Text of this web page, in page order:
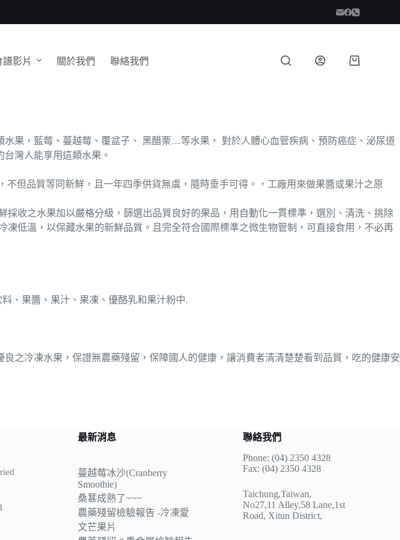
譜影片 關於我們 聯絡我們
果，藍莓、蔓越莓、覆盆子、 黑醋栗…等水果， 對於人體心血管疾病、預防癌症、泌尿道
灣人能享用這類水果。
但品質等同新鮮，且一年四季供貨無虞，隨時垂手可得。，工廠用來做果醬或果汁之原
採收之水果加以嚴格分級，篩選出品質良好的果品，用自動化一貫標準，選別、清洗、挑除
低溫，以保藏水果的新鮮品質。且完全符合國際標準之微生物管制，可直接食用，不必再
、果醬、果汁、果凍、優酪乳和果汁粉中.
之冷凍水果，保證無農藥殘留，保障國人的健康，讓消費者清清楚楚看到品質，吃的健康安
最新消息
蔓越莓冰沙(Cranberry
Smoothie)
桑葚成熟了~~~
農藥殘留檢驗報告 -冷凍愛
文芒果片
聯絡我們
Phone: (04) 2350 4328
Fax: (04) 2350 4328
Taichung,Taiwan,
No27,11 Alley,58 Lane,1st
Road, Xitun District,